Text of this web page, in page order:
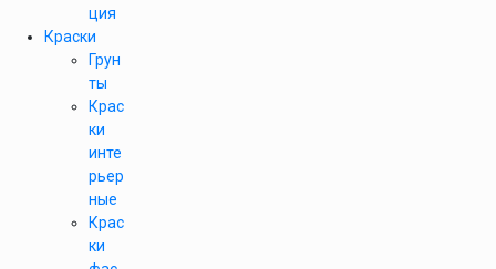
ция
Краски
Грун
ты
Крас
ки
инте
рьер
ные
Крас
ки